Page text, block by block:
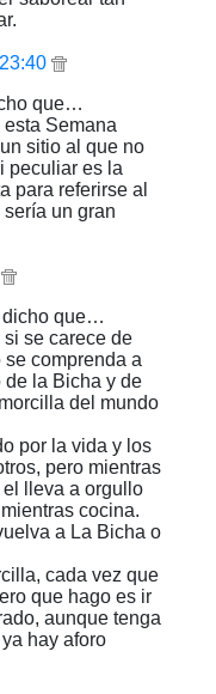
que…
Semana
sitio al que no
peculiar es la
para referirse al
un gran
dicho que…
se carece de
se comprenda a
de la Bicha y de
del mundo
por la vida y los
pero mientras
lleva a orgullo
cocina.
a La Bicha o
cada vez que
que hago es ir
aunque tenga
hay aforo